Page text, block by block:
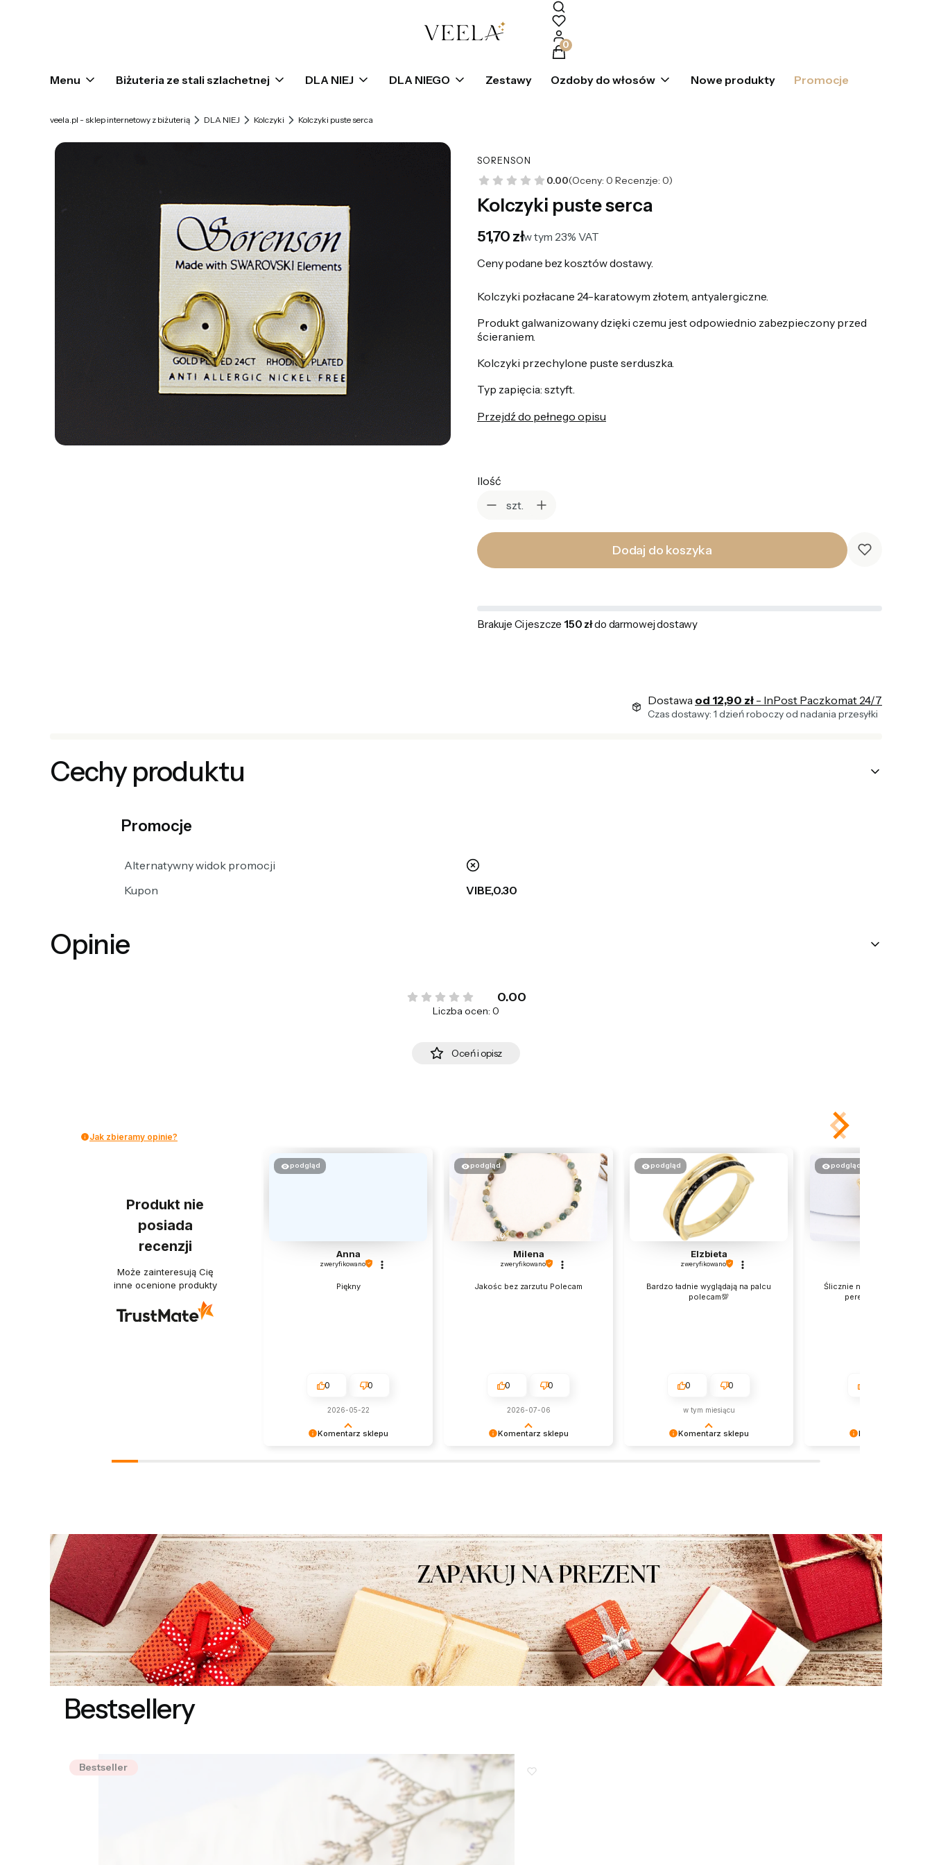
Produkty w koszyku: 0. Zobacz szczegóły
Menu Biżuteria ze stali szlachetnej DLA NIEJ DLA NIEGO Zestawy Ozdoby do włosów Nowe produkty Promocje
veela.pl - sklep internetowy z biżuterią DLA NIEJ Kolczyki Kolczyki puste serca
SORENSON
0.00(Oceny: 0 Recenzje: 0)
Kolczyki puste serca
Cena
51,70 złw tym 23% VAT
w tym 23% VAT
Ceny podane bez kosztów dostawy.
Kolczyki pozłacane 24-karatowym złotem, antyalergiczne.
Produkt galwanizowany dzięki czemu jest odpowiednio zabezpieczony przed
ścieraniem.
Kolczyki przechylone puste serduszka.
Typ zapięcia: sztyft.
Przejdź do pełnego opisu
Ilość
szt.
Dodaj do koszyka
Brakuje Ci jeszcze 150 złdo darmowej dostawy
Dostawa od 12,90 zł - InPost Paczkomat 24/7
Czas dostawy: 1 dzień roboczy od nadania przesyłki
Cechy produktu
Promocje
Alternatywny widok promocji
nie
Kupon
VIBE,0.30
Opinie
0.00
Liczba ocen: 0
Oceń i opisz
Jak zbieramy opinie?
Produkt nie
posiada
recenzji
Może zainteresują Cię
inne ocenione produkty
Komentarz sklepu
podgląd
Anna
zweryfikowano
Piękny
0 0
2026-05-22
Komentarz sklepu
podgląd
Milena
zweryfikowano
Jakośc bez zarzutu Polecam
0 0
2026-07-06
Komentarz sklepu
podgląd
Elzbieta
zweryfikowano
Bardzo ładnie wyglądają na palcu
polecam💯
0 0
w tym miesiącu
Komentarz sklepu
podgląd
Ślicznie nieduży motylek z
perełką cudnie
Bestsellery
Bestseller